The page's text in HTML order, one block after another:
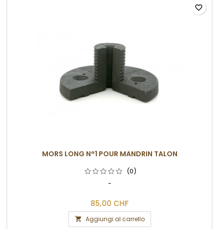
MORS LONG N°1 POUR MANDRIN TALON
(0)
-
85,00 CHF
 Aggiungi al carrello
favorite_border